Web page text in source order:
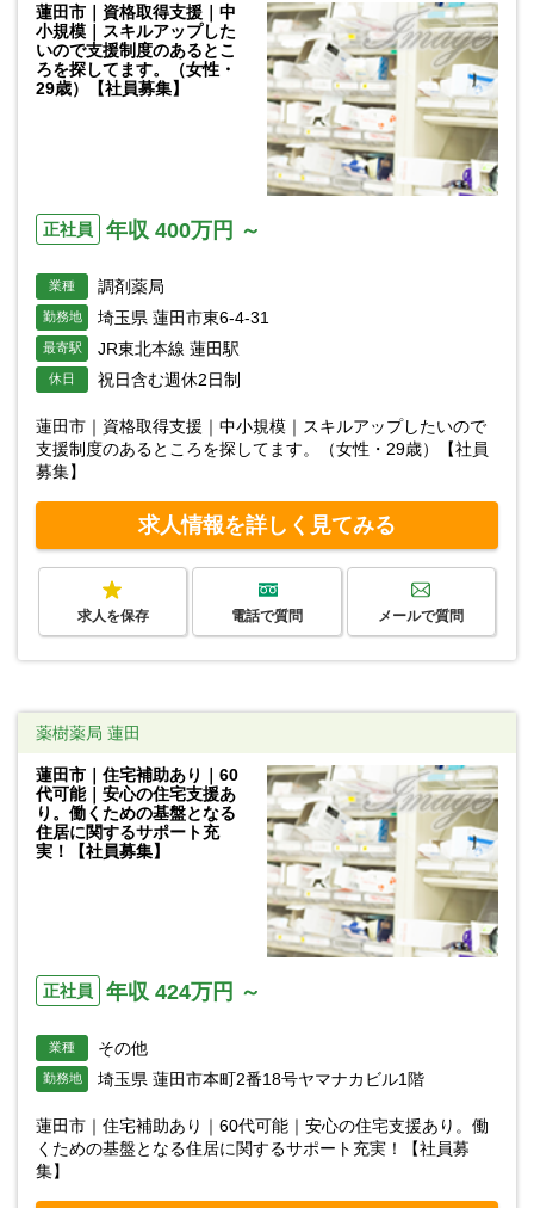
蓮田市｜資格取得支援｜中
小規模｜スキルアップした
いので支援制度のあるとこ
ろを探してます。（女性・
29歳）【社員募集】
正社員 年収 400万円 ～
業種 調剤薬局
勤務地 埼玉県 蓮田市東6-4-31
最寄駅 JR東北本線 蓮田駅
休日 祝日含む週休2日制
蓮田市｜資格取得支援｜中小規模｜スキルアップしたいので
支援制度のあるところを探してます。（女性・29歳）【社員
募集】
求人情報を詳しく見てみる
求人を保存 電話で質問 メールで質問
薬樹薬局 蓮田
蓮田市｜住宅補助あり｜60
代可能｜安心の住宅支援あ
り。働くための基盤となる
住居に関するサポート充
実！【社員募集】
正社員 年収 424万円 ～
業種 その他
勤務地 埼玉県 蓮田市本町2番18号ヤマナカビル1階
蓮田市｜住宅補助あり｜60代可能｜安心の住宅支援あり。働
くための基盤となる住居に関するサポート充実！【社員募
集】